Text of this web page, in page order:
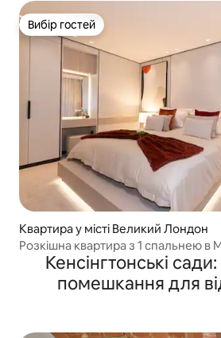
Вибір гостей
Вибір гостей
Квартира у місті Великий Лондон
Розкішна квартира з 1 спальнею в
пішки до Гайд-парку| 3 місця для
Кенсінгтонські сади:
помешкання для